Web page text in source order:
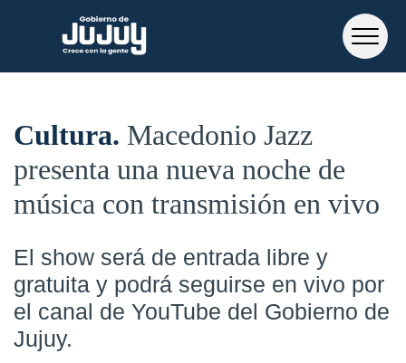
Cultura Macedonio Jazz
presenta una nueva noche de
música con transmisión en vivo
El show será de entrada libre y
gratuita y podrá seguirse en vivo por
el canal de YouTube del Gobierno de
Jujuy.